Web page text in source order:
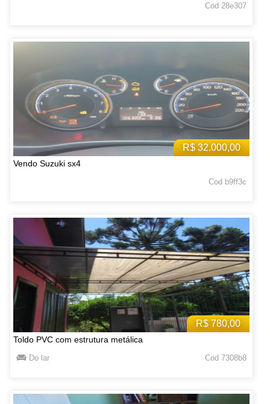
Cod 28e307
R$ 32.000,00
Vendo Suzuki sx4
Cod b9ff3c
R$ 780,00
Toldo PVC com estrutura metálica
Do lar Cod 7308b8